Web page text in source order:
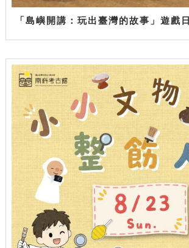
「島嶼開講：玩出臺灣的故事」遊戲日